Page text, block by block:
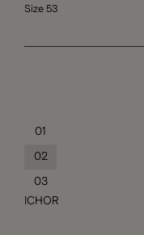
Size 53
01
02
03
ICHOR